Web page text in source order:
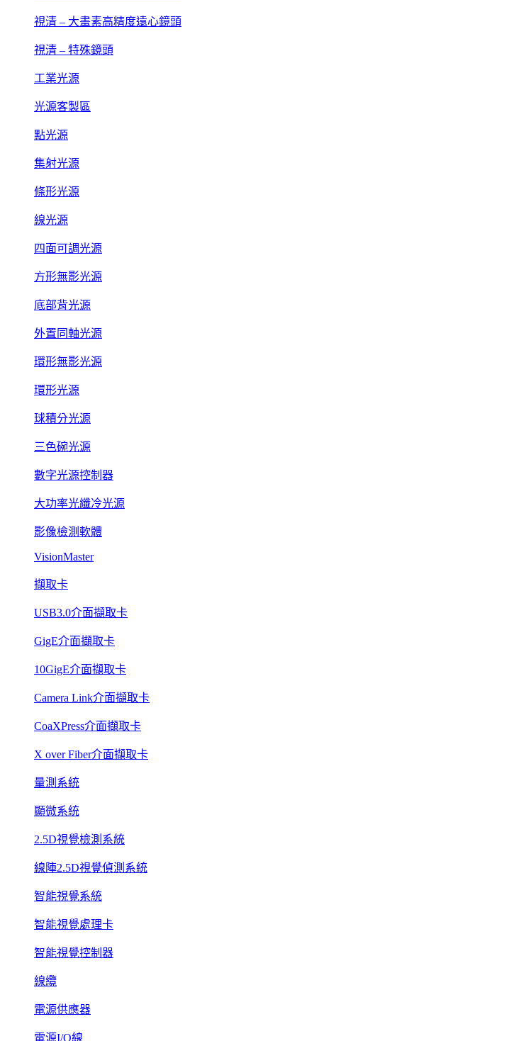
視清 – 大畫素高精度遠心鏡頭
視清 – 特殊鏡頭
工業光源
光源客製區
點光源
集射光源
條形光源
線光源
四面可調光源
方形無影光源
底部背光源
外置同軸光源
環形無影光源
環形光源
球積分光源
三色碗光源
數字光源控制器
大功率光纖冷光源
影像檢測軟體
VisionMaster
擷取卡
USB3.0介面擷取卡
GigE介面擷取卡
10GigE介面擷取卡
Camera Link介面擷取卡
CoaXPress介面擷取卡
X over Fiber介面擷取卡
量測系統
顯微系統
2.5D視覺檢測系統
線陣2.5D視覺偵測系統
智能視覺系統
智能視覺處理卡
智能視覺控制器
線纜
電源供應器
電源I/O線